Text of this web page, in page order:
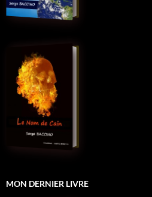
MON DERNIER LIVRE